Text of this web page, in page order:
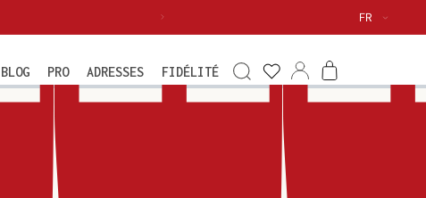
FR
BLOG PRO ADRESSES FIDÉLITÉ
ma
wishlist
ConnexionPanier